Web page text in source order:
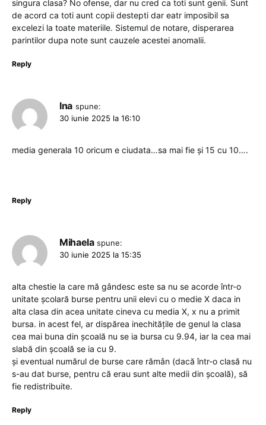
singura clasa? No ofense, dar nu cred ca toti sunt genii. Sunt
de acord ca toti aunt copii destepti dar eatr imposibil sa
excelezi la toate materiile. Sistemul de notare, disperarea
parintilor dupa note sunt cauzele acestei anomalii.
Reply
Ina spune:
30 iunie 2025 la 16:10
media generala 10 oricum e ciudata…sa mai fie și 15 cu 10….
Reply
Mihaela spune:
30 iunie 2025 la 15:35
alta chestie la care mă gândesc este sa nu se acorde într-o
unitate școlară burse pentru unii elevi cu o medie X daca in
alta clasa din acea unitate cineva cu media X, x nu a primit
bursa. in acest fel, ar dispărea inechitățile de genul la clasa
cea mai buna din școală nu se ia bursa cu 9.94, iar la cea mai
slabă din școală se ia cu 9.
și eventual numărul de burse care rămân (dacă într-o clasă nu
s-au dat burse, pentru că erau sunt alte medii din școală), să
fie redistribuite.
Reply